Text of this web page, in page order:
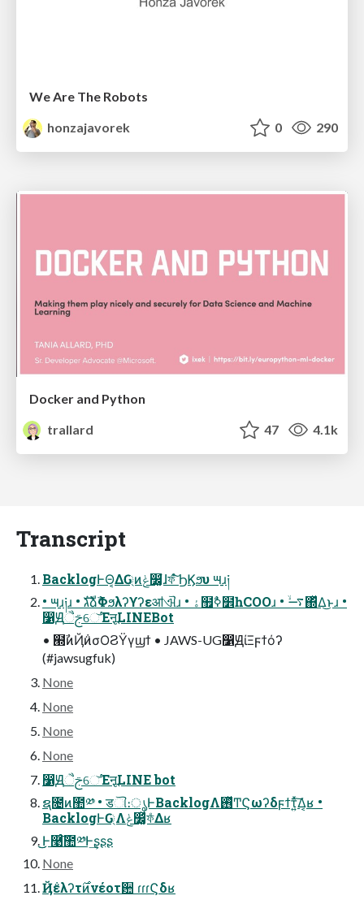
We Are The Robots
honzajavorek
0 290
Docker and Python
trallard
47 4.1k
Transcript
BacklogͰΘ͔ΔԌ্ͷݟ෼͚ํɺফ͠ํ ϦϏϧυ ౻࡚ɹ༏
• ౻࡚ɹ༏ɹ • גࣜձࣾΦϧλʔϒʔεॴଐɹ • ۀ຿ࣥߦ໾һCOOɹ • ࠷ۙ΍ͬͯΔ͜ͱɹ •
෱Ԭࢢૈେ͝ΈऩूLINEBot
• ๭ࣾͷҊ݅ͷσΟϨΫγϣϯ • JAWS-UG෱ԬίΞϝϯόʔ
(#jawsugfuk)
None
None
None
None
෱Ԭࢢૈେ͝ΈऩूLINE bot
ຊ೔ͷ಺༰ • डୗ։ൃͰBacklogΛ࢖ͬͯͲ͏Ϛωʔδϝϯτ͍ͯ͠Δ͔ʁ •
BacklogͰԌ্Λݟ෼͚ͯফͤΔʁ
͜͜Ͱ࿩ͨ͠಺༰Ͱ͢ʂʂʂ
None
Ҋ݅ελʔτ࣌ͷνέοτ਺ ɾɾɾϚδʁ